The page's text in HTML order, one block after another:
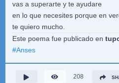
vas a superarte y te ayudare
en lo que necesites porque en
te quiero mucho.
Este poema fue publicado en
#Anses
208